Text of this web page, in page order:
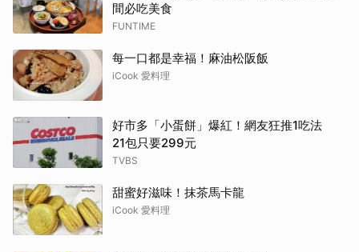
間必吃美食
FUNTIME
每一口都是幸福！麻油松阪飯
iCook 愛料理
好市多「小蛋餅」爆紅！網友狂推1吃法
21包只要299元
TVBS
甜蜜好滋味！抹茶馬卡龍
iCook 愛料理